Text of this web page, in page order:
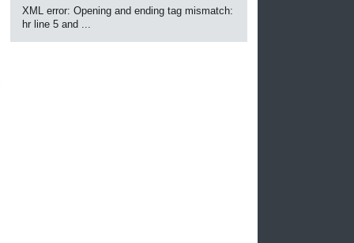
XML error: Opening and ending tag mismatch:
hr line 5 and ...